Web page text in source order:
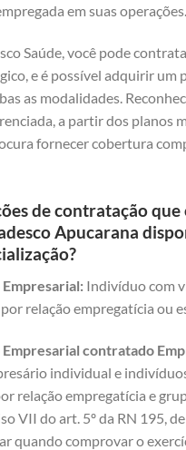
em suas operações.
Saúde, você pode
e é possível adquirir um
as modalidades.
a partir dos planos
fornecer cobertura
de contratação que
Apucarana
Indivíduo com
relação empregatícia ou
contratado
individual e
relação empregatícia e
VII do art. 5º da RN 195,
quando comprovar o